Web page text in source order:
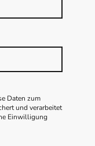
Daten zum
und verarbeitet
Einwilligung